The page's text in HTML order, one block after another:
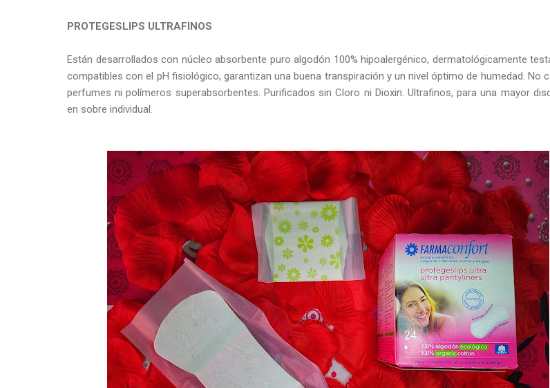
PROTEGESLIPS ULTRAFINOS
Están desarrollados con núcleo absorbente puro algodón 100% hipoalergénico, dermatológicamente
compatibles con el pH fisiológico, garantizan una buena transpiración y un nivel óptimo de humedad. No
perfumes ni polímeros superabsorbentes. Purificados sin Cloro ni Dioxin. Ultrafinos, para una mayor
en sobre individual.